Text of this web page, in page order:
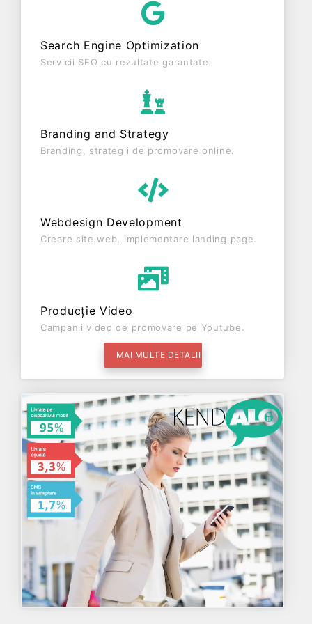
SRL este o entitate inactiva din punct de vedere
fiscal si are status: RADIATA. Societatea nu este
plătitoare de TVA.
Search Engine Optimization
Servicii SEO cu rezultate garantate.
Branding and Strategy
Branding, strategii de promovare online.
Webdesign Development
Creare site web, implementare landing page.
Producție Video
Campanii video de promovare pe Youtube.
MAI MULTE DETALII